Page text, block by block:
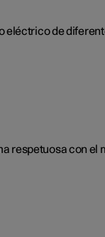
de
respetuosa con el